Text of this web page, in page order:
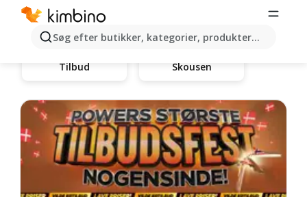
Søg efter butikker, kategorier, produkter...
Tilbud Skousen